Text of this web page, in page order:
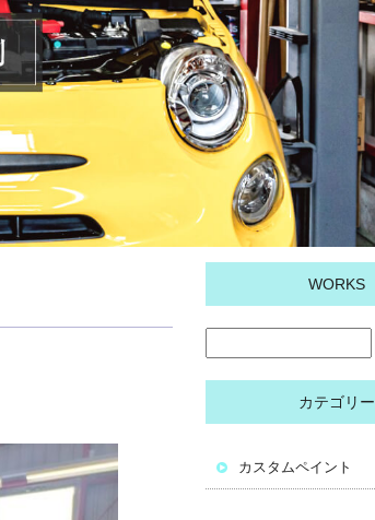
WORKS
カテゴリー
カスタムペイント